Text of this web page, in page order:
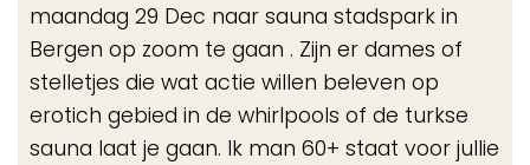
maandag 29 Dec naar sauna stadspark in
Bergen op zoom te gaan . Zijn er dames of
stelletjes die wat actie willen beleven op
erotich gebied in de whirlpools of de turkse
sauna laat je gaan. Ik man 60+ staat voor jullie